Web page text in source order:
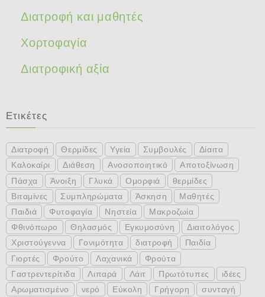
Διατροφή και μαθητές
Χορτοφαγία
Διατροφική αξία
Ετικέτες
Διατροφή Θερμίδες Υγεία Συμβουλές
Δίαιτα
Καλοκαίρι
Διάθεση Ανοσοποιητικό
Αποτοξίνωση
Πάσχα
Άνοιξη Γλυκά Ομορφιά
θερμίδες
Βιταμίνες
Συμπληρώματα Άσκηση
Μαθητές
Παιδιά
Φυτοφαγία Νηστεία
Μακροζωία
Φθινόπωρο
Θηλασμός Εγκυμοσύνη
Διαιτολόγος
Χριστούγεννα
Γονιμότητα διατροφή
Παιδία
Γιορτές
Φρούτο Λαχανικά
Φρούτα
Γαστρεντερίτιδα
Λιπαρά Λάιτ Πρωτότυπες
ιδέες
Αρωματισμένο
νερό Εύκολη Γρήγορη
συνταγή